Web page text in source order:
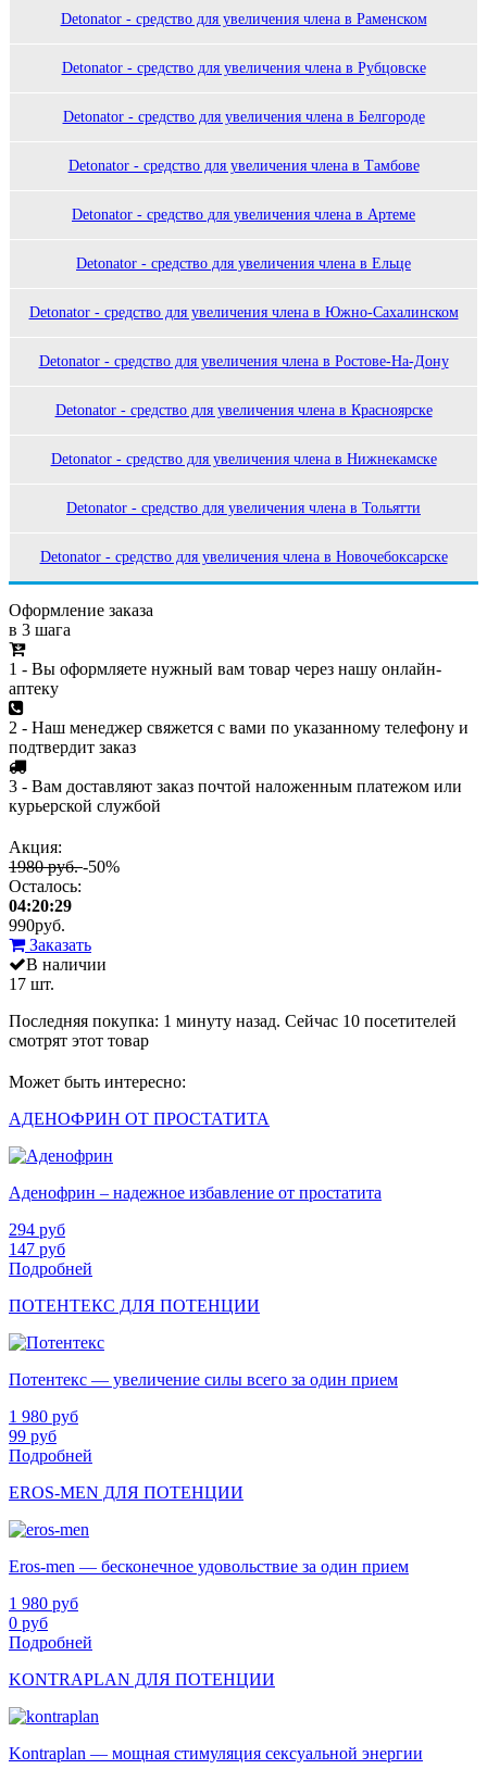
Detonator - средство для увеличения члена в Раменском
Detonator - средство для увеличения члена в Рубцовске
Detonator - средство для увеличения члена в Белгороде
Detonator - средство для увеличения члена в Тамбове
Detonator - средство для увеличения члена в Артеме
Detonator - средство для увеличения члена в Ельце
Detonator - средство для увеличения члена в Южно-Сахалинском
Detonator - средство для увеличения члена в Ростове-На-Дону
Detonator - средство для увеличения члена в Красноярске
Detonator - средство для увеличения члена в Нижнекамске
Detonator - средство для увеличения члена в Тольятти
Detonator - средство для увеличения члена в Новочебоксарске
Оформление заказа
в 3 шага
1 - Вы оформляете нужный вам товар через нашу онлайн-
аптеку
2 - Наш менеджер свяжется с вами по указанному телефону и
подтвердит заказ
3 - Вам доставляют заказ почтой наложенным платежом или
курьерской службой
Акция:
1980 руб.-50%
Осталось:
04:20:29
990руб.
Заказать
В наличии
17 шт.
Последняя покупка: 1 минуту назад. Сейчас 10 посетителей
смотрят этот товар
Может быть интересно:
АДЕНОФРИН ОТ ПРОСТАТИТА
Аденофрин – надежное избавление от простатита
294 руб
147 руб
Подробней
ПОТЕНТЕКС ДЛЯ ПОТЕНЦИИ
Потентекс — увеличение силы всего за один прием
1 980 руб
99 руб
Подробней
EROS-MEN ДЛЯ ПОТЕНЦИИ
Eros-men — бесконечное удовольствие за один прием
1 980 руб
0 руб
Подробней
KONTRAPLAN ДЛЯ ПОТЕНЦИИ
Kontraplan — мощная стимуляция сексуальной энергии